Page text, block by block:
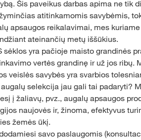
Šis paveikus darbas apima ne tik
atitinkamomis savybėmis,
apsaugos reikalavimai, mes
ateinančių metų iššūkius.
sėklos yra pačioje maisto grandinės
vertės grandinę ir už jos ribų.
veislės savybės yra svarbios
selekcija jau gali tai padaryti?
į žaliavų, pvz., augalų apsaugos
naujovės ir, žinoma, efektyvus
žemės ūkį.
savo paslaugomis